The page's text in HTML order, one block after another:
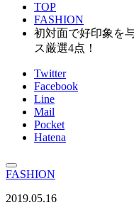
TOP
FASHION
初対面で好印象を
ス厳選4点！
Twitter
Facebook
Line
Mail
Pocket
Hatena
FASHION
2019.05.16